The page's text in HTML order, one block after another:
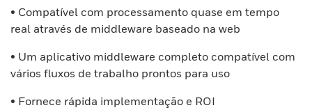
• Compatível com processamento quase em tempo
real através de middleware baseado na web
• Um aplicativo middleware completo compatível com
vários fluxos de trabalho prontos para uso
• Fornece rápida implementação e ROI